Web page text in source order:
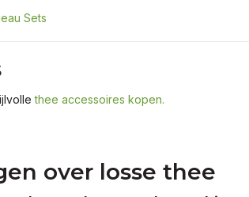
Sets
thee accessoires kopen.
over losse thee